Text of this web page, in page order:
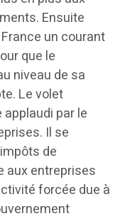
Ensuite
un courant
que le
niveau de sa
Le volet
par le
Il se
de
aux entreprises
forcée due à